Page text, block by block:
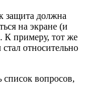
защита должна
на экране (и
К примеру, тот же
относительно
список вопросов,